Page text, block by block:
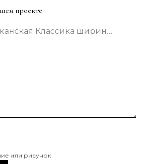
проекте
Консоль Американская Классика шириной 133 сантиметра в зеленом цвете
или рисунок